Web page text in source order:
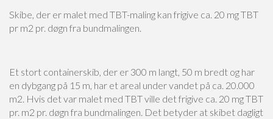
Skibe, der er malet med TBT-maling kan frigive ca. 20 mg TBT
pr m2 pr. døgn fra bundmalingen.
Et stort containerskib, der er 300 m langt, 50 m bredt og har
en dybgang på 15 m, har et areal under vandet på ca. 20.000
m2. Hvis det var malet med TBT ville det frigive ca. 20 mg TBT
pr. m2 pr. døgn fra bundmalingen. Det betyder at skibet dagligt